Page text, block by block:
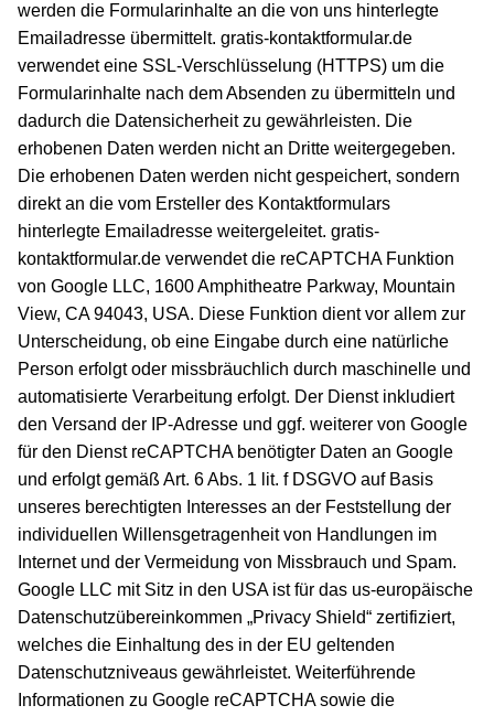
werden die Formularinhalte an die von uns hinterlegte
Emailadresse übermittelt. gratis-kontaktformular.de
verwendet eine SSL-Verschlüsselung (HTTPS) um die
Formularinhalte nach dem Absenden zu übermitteln und
dadurch die Datensicherheit zu gewährleisten. Die
erhobenen Daten werden nicht an Dritte weitergegeben.
Die erhobenen Daten werden nicht gespeichert, sondern
direkt an die vom Ersteller des Kontaktformulars
hinterlegte Emailadresse weitergeleitet. gratis-
kontaktformular.de verwendet die reCAPTCHA Funktion
von Google LLC, 1600 Amphitheatre Parkway, Mountain
View, CA 94043, USA. Diese Funktion dient vor allem zur
Unterscheidung, ob eine Eingabe durch eine natürliche
Person erfolgt oder missbräuchlich durch maschinelle und
automatisierte Verarbeitung erfolgt. Der Dienst inkludiert
den Versand der IP-Adresse und ggf. weiterer von Google
für den Dienst reCAPTCHA benötigter Daten an Google
und erfolgt gemäß Art. 6 Abs. 1 lit. f DSGVO auf Basis
unseres berechtigten Interesses an der Feststellung der
individuellen Willensgetragenheit von Handlungen im
Internet und der Vermeidung von Missbrauch und Spam.
Google LLC mit Sitz in den USA ist für das us-europäische
Datenschutzübereinkommen „Privacy Shield“ zertifiziert,
welches die Einhaltung des in der EU geltenden
Datenschutzniveaus gewährleistet. Weiterführende
Informationen zu Google reCAPTCHA sowie die